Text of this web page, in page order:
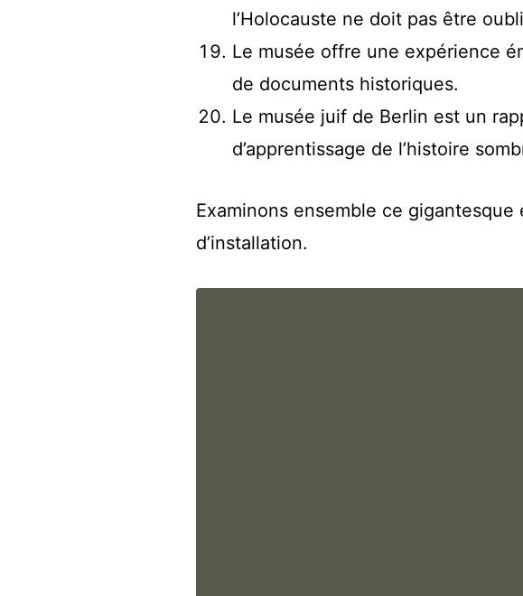
l’Holocauste ne doit pas être
Le musée offre une expérience
de documents historiques.
Le musée juif de Berlin est un
d’apprentissage de l’histoire
Examinons ensemble ce gigantesque
d’installation.